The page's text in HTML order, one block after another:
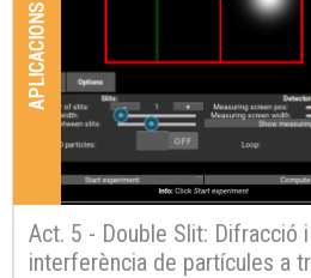
APLICACIONS
Act. 5 - Double Slit: Difracció i
interferència de partícules a